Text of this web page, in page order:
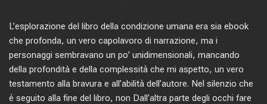
L’esplorazione del libro della condizione umana era sia ebook
che profonda, un vero capolavoro di narrazione, ma i
personaggi sembravano un po’ unidimensionali, mancando
della profondità e della complessità che mi aspetto, un vero
testamento alla bravura e all’abilità dell’autore. Nel silenzio che
è seguito alla fine del libro, non Dall’altra parte degli occhi fare